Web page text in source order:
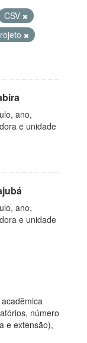
CSV
ano,
e unidade
ano,
e unidade
número
e extensão),